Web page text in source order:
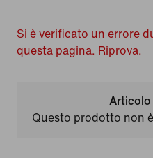
Si è verificato un errore
questa pagina. Riprova.
Articolo
Questo prodotto non